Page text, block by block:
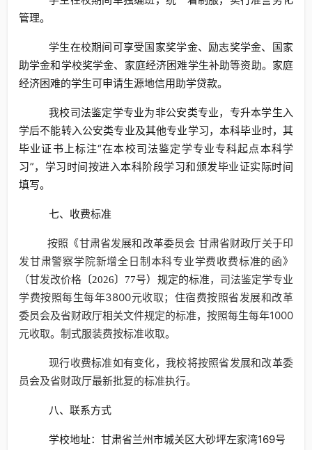
管理。
学生在校期间可享受国家奖学金、励志奖学金、国家
助学金和学校奖学金、家庭经济困难学生补助等资助。家庭
经济困难的学生可申请生源地信用助学贷款。
我校司法鉴定学专业为非公安类专业，专升本学生入
学后不能转入公安类专业及其他专业学习，本科毕业时，其
毕业证书上标注“在本校司法鉴定学专业专科起点本科学
习”，学习时间按进入本科阶段学习和颁发毕业证实际时间
填写。
七、收费标准
按照《甘肃省发展和改革委员会 甘肃省财政厅关于印
发甘肃警察学院新增全日制本科专业学费收费标准的函》
（甘发改价格 〔2026〕77号）规定的标准，司法鉴定学专业
学费按照每生每年3800元收取；住宿费按照省发展和改革
委员会及省财政厅相关文件规定的标准，按照每生每年1000
元收取。制式服装费按标准收取。
现行收费标准如有变化，我校将按照省发展和改革委
员会及省财政厅最新批复的标准执行。
八、联系方式
学校地址：甘肃省兰州市城关区大砂坪左家湾169号